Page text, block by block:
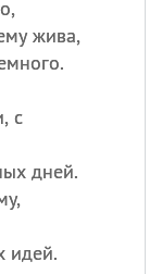
жива,
с
дней.
идей.